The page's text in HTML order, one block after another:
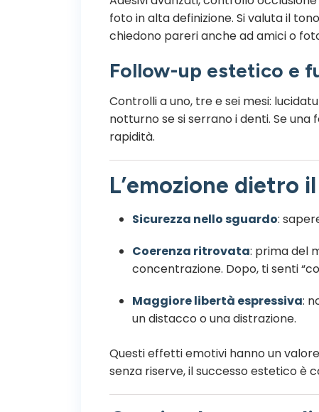
foto in alta definizione. Si valuta il
chiedono pareri anche ad amici o
Follow-up estetico e
Controlli a uno, tre e sei mesi:
notturno se si serrano i denti. Se
rapidità.
L’emozione dietro
Sicurezza nello sguardo:
Coerenza ritrovata: prima del
concentrazione. Dopo, ti senti
Maggiore libertà espressiva:
un distacco o una distrazione.
Questi effetti emotivi hanno un
senza riserve, il successo estetico è